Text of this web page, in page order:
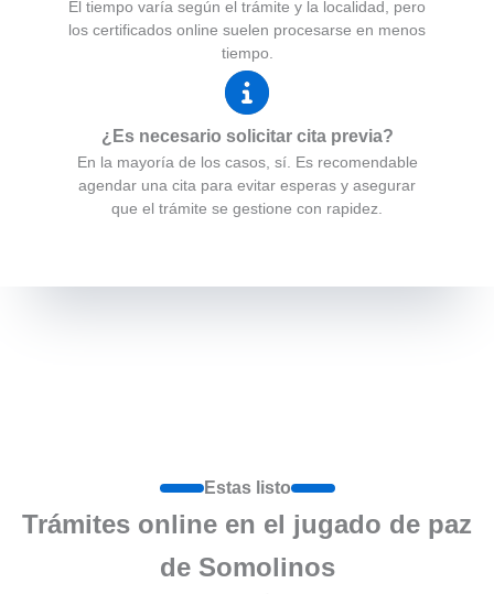
El tiempo varía según el trámite y la localidad, pero
los certificados online suelen procesarse en menos
tiempo.
¿Es necesario solicitar cita previa?
En la mayoría de los casos, sí. Es recomendable
agendar una cita para evitar esperas y asegurar
que el trámite se gestione con rapidez.
Estas listo
Trámites online en el jugado de paz
de Somolinos